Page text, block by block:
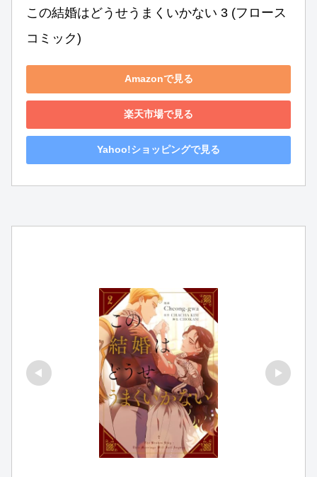
この結婚はどうせうまくいかない 3 (フロース
コミック)
Amazonで見る
楽天市場で見る
Yahoo!ショッピングで見る